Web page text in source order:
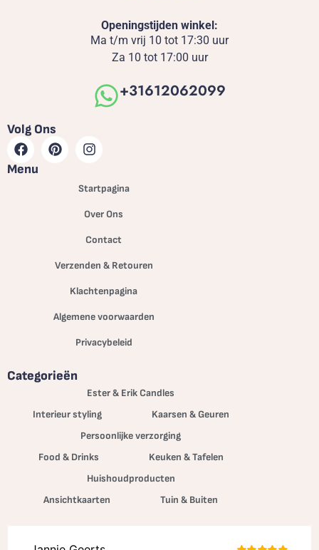
Openingstijden winkel:
Ma t/m vrij 10 tot 17:30 uur
Za 10 tot 17:00 uur
+31612062099
Volg Ons
Menu
Startpagina
Over Ons
Contact
Verzenden & Retouren
Klachtenpagina
Algemene voorwaarden
Privacybeleid
Categorieën
Ester & Erik Candles
Interieur styling
Kaarsen & Geuren
Persoonlijke verzorging
Food & Drinks
Keuken & Tafelen
Huishoudproducten
Ansichtkaarten
Tuin & Buiten